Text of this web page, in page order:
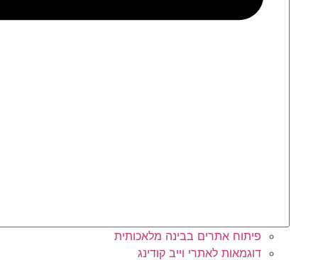
פיתוח אתרים בבינה מלאכותית
דוגמאות לאתרי וייב קודינג